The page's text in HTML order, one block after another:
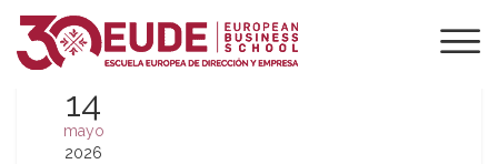
14
mayo
2026